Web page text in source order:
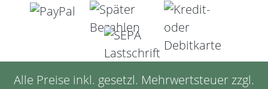
Alle Preise inkl. gesetzl. Mehrwertsteuer zzgl.